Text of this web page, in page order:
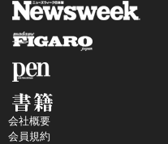
会社概要
会員規約